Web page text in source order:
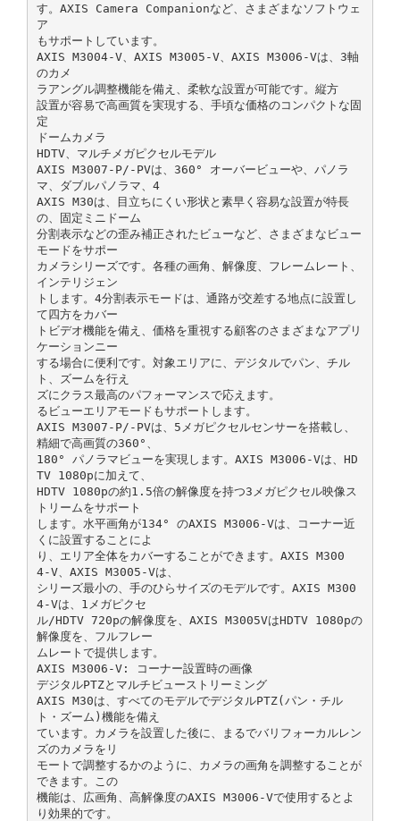
す。AXIS Camera Companionなど、さまざまなソフトウェ
ア
もサポートしています。
AXIS M3004‑V、AXIS M3005‑V、AXIS M3006‑Vは、3軸
のカメ
ラアングル調整機能を備え、柔軟な設置が可能です。縦方
設置が容易で高画質を実現する、手頃な価格のコンパクトな固
定
ドームカメラ
HDTV、マルチメガピクセルモデル
AXIS M3007‑P/‑PVは、360° オーバービューや、パノラ
マ、ダブルパノラマ、4
AXIS M30は、目立ちにくい形状と素早く容易な設置が特長
の、固定ミニドーム
分割表示などの歪み補正されたビューなど、さまざまなビュー
モードをサポー
カメラシリーズです。各種の画角、解像度、フレームレート、
インテリジェン
トします。4分割表示モードは、通路が交差する地点に設置し
て四方をカバー
トビデオ機能を備え、価格を重視する顧客のさまざまなアプリ
ケーションニー
する場合に便利です。対象エリアに、デジタルでパン、チル
ト、ズームを行え
ズにクラス最高のパフォーマンスで応えます。
るビューエリアモードもサポートします。
AXIS M3007‑P/‑PVは、5メガピクセルセンサーを搭載し、
精細で高画質の360°、
180° パノラマビューを実現します。AXIS M3006‑Vは、HD
TV 1080pに加えて、
HDTV 1080pの約1.5倍の解像度を持つ3メガピクセル映像ス
トリームをサポート
します。水平画角が134° のAXIS M3006‑Vは、コーナー近
くに設置することによ
り、エリア全体をカバーすることができます。AXIS M300
4‑V、AXIS M3005‑Vは、
シリーズ最小の、手のひらサイズのモデルです。AXIS M300
4‑Vは、1メガピクセ
ル/HDTV 720pの解像度を、AXIS M3005VはHDTV 1080pの
解像度を、フルフレー
ムレートで提供します。
AXIS M3006‑V: コーナー設置時の画像
デジタルPTZとマルチビューストリーミング
AXIS M30は、すべてのモデルでデジタルPTZ(パン・チル
ト・ズーム)機能を備え
ています。カメラを設置した後に、まるでバリフォーカルレン
ズのカメラをリ
モートで調整するかのように、カメラの画角を調整することが
できます。この
機能は、広画角、高解像度のAXIS M3006‑Vで使用するとよ
り効果的です。